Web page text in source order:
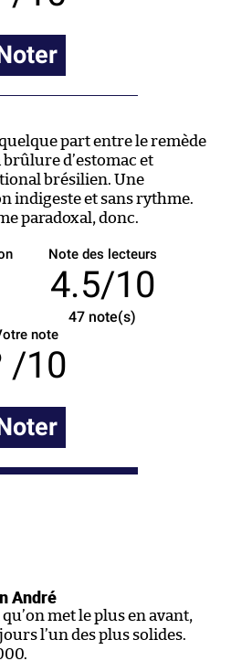
part entre le remède
d’estomac et
brésilien. Une
indigeste et sans rythme.
paradoxal, donc.
Note des lecteurs
4.5/10
47 note(s)
note
/10
André
met le plus en avant,
l’un des plus solides.